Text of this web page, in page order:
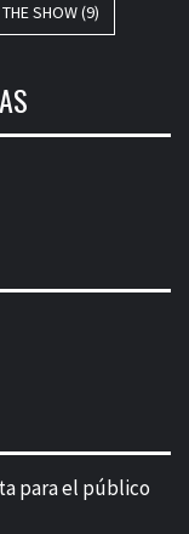
SHOW(9)
para el público